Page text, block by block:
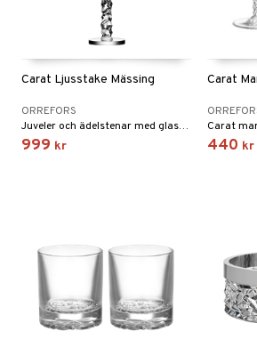
Carat Ljusstake Mässing
ORREFORS
Juveler och ädelstenar med glasserien Carat.
999 kr
Carat
440 kr